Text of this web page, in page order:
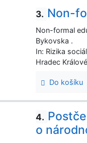
3. Non-
Non-formal
Bykovska .
In: Rizika
Hradec
Do košíku
4.
o